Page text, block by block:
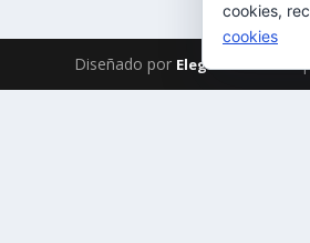
Diseñado por Elegant Themes|
cookies,
cookies